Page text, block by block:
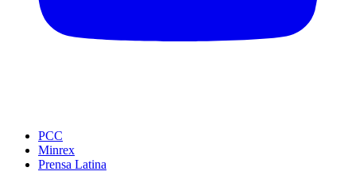
PCC
Minrex
Prensa Latina